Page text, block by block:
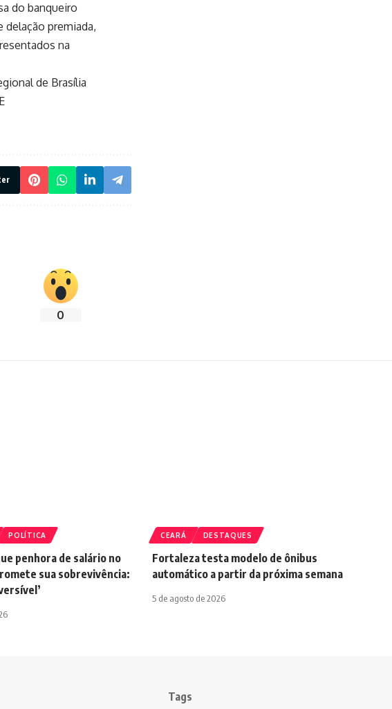
do banqueiro
delação premiada,
na
de Brasília
0
POLÍTICA
penhora de salário no
sua sobrevivência:
CEARÁ DESTAQUES
Fortaleza testa modelo de ônibus
automático a partir da próxima semana
5 de agosto de 2026
Tags